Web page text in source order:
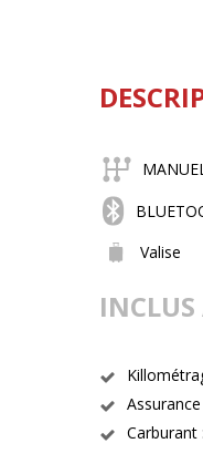
Valise
Carburant